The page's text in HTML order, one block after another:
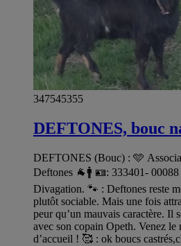
347545355
DEFTONES, bouc
DEFTONES (Bouc) : 🩵
Deftones 🐐🚹 🪪: 333401-
Divagation. 🐾 : Deftones reste
plutôt sociable. Mais une fois
peur qu’un mauvais caractère. Il
avec son copain Opeth. Venez le
d’accueil ! 🥰 : ok boucs